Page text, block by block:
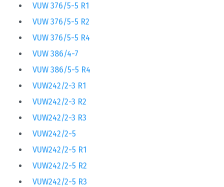
VUW 376/5-5 R1
VUW 376/5-5 R2
VUW 376/5-5 R4
VUW 386/4-7
VUW 386/5-5 R4
VUW242/2-3 R1
VUW242/2-3 R2
VUW242/2-3 R3
VUW242/2-5
VUW242/2-5 R1
VUW242/2-5 R2
VUW242/2-5 R3